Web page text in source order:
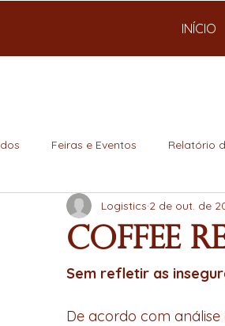
INÍCIO
Feiras e Eventos Relatório
Coffee
Logistics 2 de out. de
Sem refletir as
De acordo com